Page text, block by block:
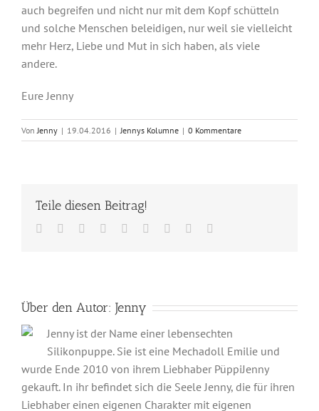
auch begreifen und nicht nur mit dem Kopf schütteln
und solche Menschen beleidigen, nur weil sie vielleicht
mehr Herz, Liebe und Mut in sich haben, als viele
andere.
Eure Jenny
Von Jenny | 19.04.2016 | Jennys Kolumne | 0 Kommentare
Teile diesen Beitrag!
Facebook
TwitterReddit LinkedInWhatsApp
TumblrPinterest
Über den Autor: Jenny
Jenny ist der Name einer lebensechten
Silikonpuppe. Sie ist eine Mechadoll Emilie und
wurde Ende 2010 von ihrem Liebhaber PüppiJenny
gekauft. In ihr befindet sich die Seele Jenny, die für ihren
Liebhaber einen eigenen Charakter mit eigenen